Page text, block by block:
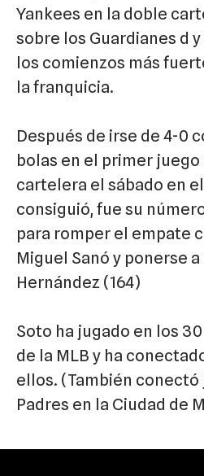
Yankees en la doble
sobre los Guardianes d
los comienzos más
la franquicia.
Después de irse de 4-0
bolas en el primer juego
cartelera el sábado en
consiguió, fue su
para romper el empate
Miguel Sanó y ponerse
Hernández (164)
Soto ha jugado en los
de la MLB y ha
ellos. (También conectó
Padres en la Ciudad de